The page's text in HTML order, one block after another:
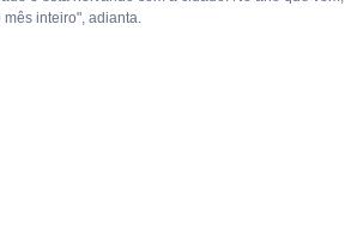
inteiro", adianta.